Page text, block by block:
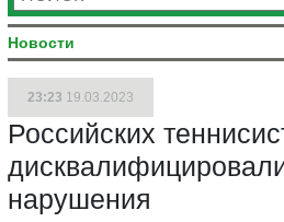
Новости
23:23 19.03.2023
Российских
нарушения